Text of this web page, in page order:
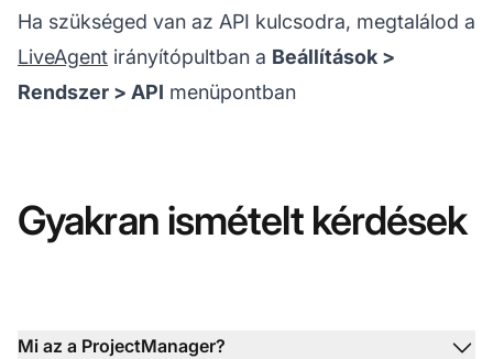
Ha szükséged van az API kulcsodra, megtalálod a
LiveAgent irányítópultban a Beállítások >
Rendszer > API menüpontban
Gyakran ismételt kérdések
Mi az a ProjectManager?